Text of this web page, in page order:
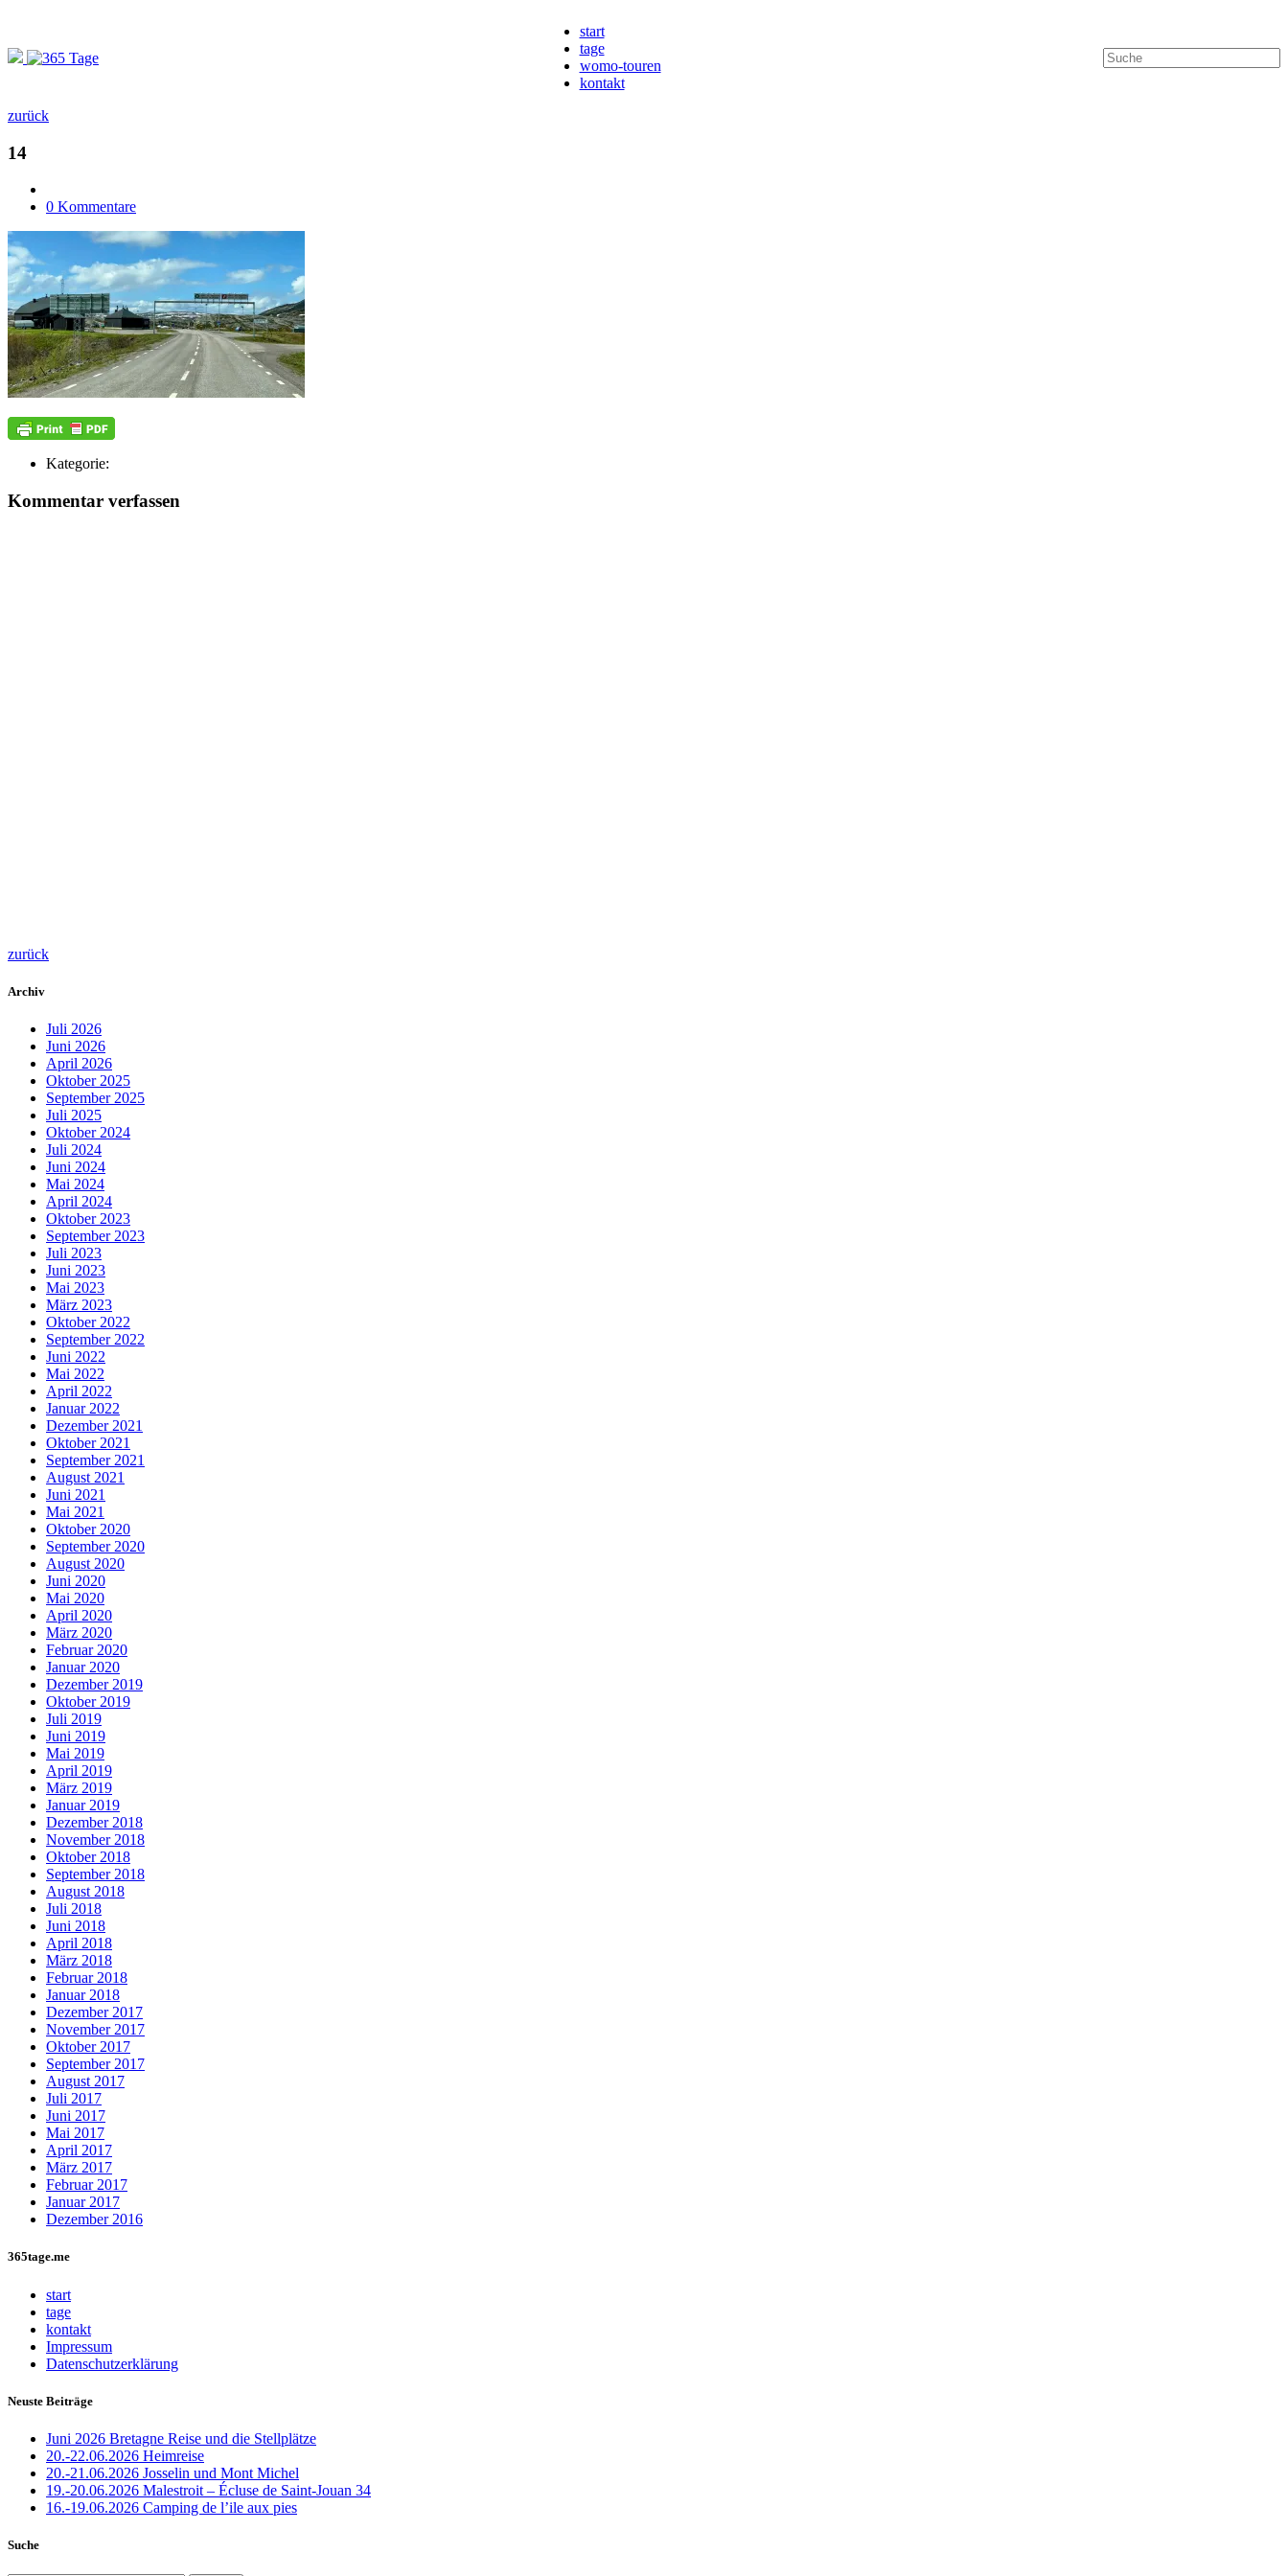
start
tage
womo-touren
kontakt
zurück
14
0 Kommentare
Kategorie:
Kommentar verfassen
zurück
Archiv
Juli 2026
Juni 2026
April 2026
Oktober 2025
September 2025
Juli 2025
Oktober 2024
Juli 2024
Juni 2024
Mai 2024
April 2024
Oktober 2023
September 2023
Juli 2023
Juni 2023
Mai 2023
März 2023
Oktober 2022
September 2022
Juni 2022
Mai 2022
April 2022
Januar 2022
Dezember 2021
Oktober 2021
September 2021
August 2021
Juni 2021
Mai 2021
Oktober 2020
September 2020
August 2020
Juni 2020
Mai 2020
April 2020
März 2020
Februar 2020
Januar 2020
Dezember 2019
Oktober 2019
Juli 2019
Juni 2019
Mai 2019
April 2019
März 2019
Januar 2019
Dezember 2018
November 2018
Oktober 2018
September 2018
August 2018
Juli 2018
Juni 2018
April 2018
März 2018
Februar 2018
Januar 2018
Dezember 2017
November 2017
Oktober 2017
September 2017
August 2017
Juli 2017
Juni 2017
Mai 2017
April 2017
März 2017
Februar 2017
Januar 2017
Dezember 2016
365tage.me
start
tage
kontakt
Impressum
Datenschutzerklärung
Neuste Beiträge
Juni 2026 Bretagne Reise und die Stellplätze
20.-22.06.2026 Heimreise
20.-21.06.2026 Josselin und Mont Michel
19.-20.06.2026 Malestroit – Écluse de Saint-Jouan 34
16.-19.06.2026 Camping de l’ile aux pies
Suche